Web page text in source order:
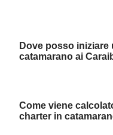
Dove posso iniziare
catamarano ai
Come viene
charter in